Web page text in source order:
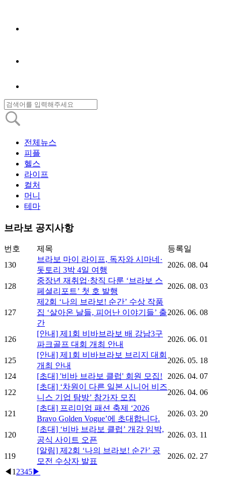
전체뉴스
피플
헬스
라이프
컬처
머니
테마
브라보 공지사항
번호 제목
등록일
130
브라보 마이 라이프, 독자와 시마네·
돗토리 3박 4일 여행
2026. 08. 04
128
중장년 재취업·창직 다룬 ‘브라보 스
페셜리포트’ 첫 호 발행
2026. 08. 03
127
제2회 ‘나의 브라보! 순간’ 수상 작품
집 ‘살아온 날들, 피어난 이야기들’ 출
간
2026. 06. 08
126
[안내] 제1회 비바브라보 배 강남3구
파크골프 대회 개최 안내
2026. 06. 01
125
[안내] 제1회 비바브라보 브리지 대회
개최 안내
2026. 05. 18
124
[초대] '비바 브라보 클럽' 회원 모집!
2026. 04. 07
122
[초대] ‘차원이 다른 일본 시니어 비즈
니스 기업 탐방’ 참가자 모집
2026. 04. 06
121
[초대] 프리미엄 패션 축제 ‘2026
Bravo Golden Vogue’에 초대합니다.
2026. 03. 20
120
[초대] ‘비바 브라보 클럽’ 개강 임박,
공식 사이트 오픈
2026. 03. 11
119
[알림] 제2회 ‘나의 브라보! 순간’ 공
모전 수상자 발표
2026. 02. 27
◀ 12345▶